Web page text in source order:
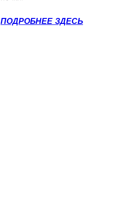
ПОДРОБНЕЕ ЗДЕСЬ